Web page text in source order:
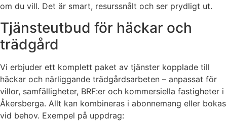
om du vill. Det är smart, resurssnålt och ser prydligt ut.
Tjänsteutbud för häckar och
trädgård
Vi erbjuder ett komplett paket av tjänster kopplade till
häckar och närliggande trädgårdsarbeten – anpassat för
villor, samfälligheter, BRF:er och kommersiella fastigheter i
Åkersberga. Allt kan kombineras i abonnemang eller bokas
vid behov. Exempel på uppdrag: